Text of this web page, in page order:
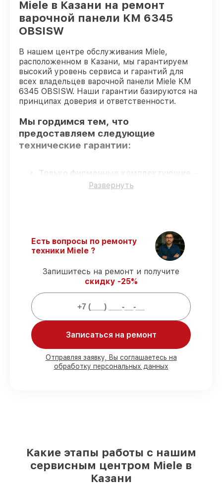
Miele в Казани на ремонт
варочной панели KM 6345
OBSISW
В нашем центре обслуживания Miele,
расположенном в Казани, мы гарантируем
высокий уровень сервиса и гарантий для
всех владельцев варочной панели Miele KM
6345 OBSISW. Наши гарантии базируются на
принципах доверия и ответственности.
Мы гордимся тем, что
предоставляем следующие
технические гарантии:
Только фирменные комплектующие
для всех видов восстановления
подтверждает их уровень мастерства.
Точное соблюдение сроков
– сервис
варочной панели KM 6345 OBSISW
выполняется строго в оговоренные
Гарантийное обслуживание–
обслуживаем варочных панелей всегда
со строгим соблюдением гарантийных
обязательств.
Мы гарантируем:
работ за 1–2 часа, если мастер
приступает к сервису сразу
Развернуть
Есть вопросы по ремонту
техники Miele ?
Запишитесь на ремонт и получите
скидку -25%
Записаться на ремонт
Отправляя заявку, Вы соглашаетесь на
обработку персональных данных
Какие этапы работы с нашим
сервисным центром Miele в
Казани